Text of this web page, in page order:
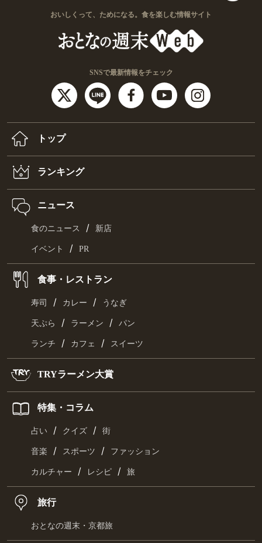
おいしくって、ためになる。食を楽しむ情報サイト
SNSで最新情報をチェック
トップ
ランキング
ニュース
食のニュース / 新店
イベント / PR
食事・レストラン
寿司 / カレー / うなぎ
天ぷら / ラーメン / パン
ランチ / カフェ / スイーツ
TRYラーメン大賞
特集・コラム
占い / クイズ / 街
音楽 / スポーツ / ファッション
カルチャー / レシピ / 旅
旅行
おとなの週末・京都旅